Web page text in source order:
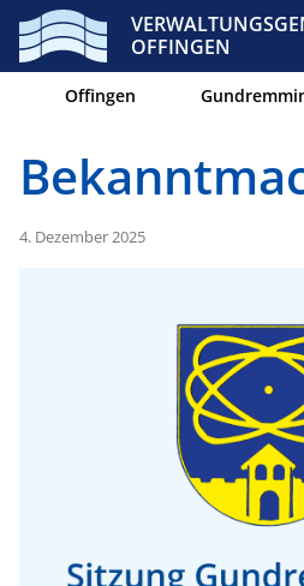
OFFINGEN
Offingen
4. Dezember 2025